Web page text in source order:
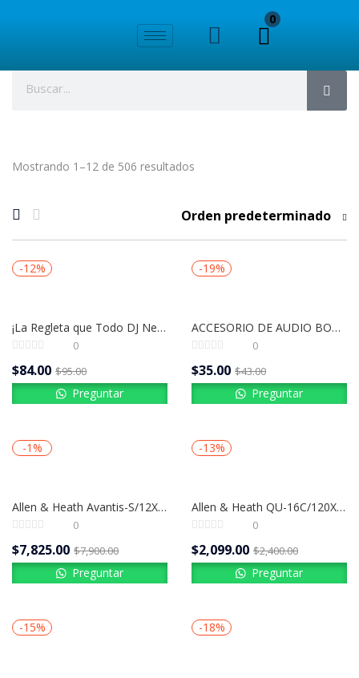
0
Mostrando 1–12 de 506 resultados
Orden predeterminado
-12%
¡La Regleta que Todo DJ Necesita! American DJ PC-100A Disponible Ya
0
$84.00 $95.00
Preguntar
-19%
ACCESORIO DE AUDIO BOCINA CON DRIVER 35W
0
$35.00 $43.00
Preguntar
-1%
Allen & Heath Avantis-S/12X | Consola Digital 64 Canales
0
$7,825.00 $7,900.00
Preguntar
-13%
Allen & Heath QU-16C/120X – Consola Digital de 16 Entradas, 17 Faders Motorizados y 12 Salidas de Mezcla
0
$2,099.00 $2,400.00
Preguntar
-15% -18%